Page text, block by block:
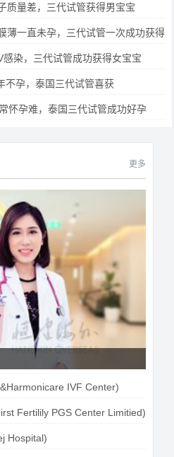
质量差，三代试管获得男宝宝
薄一直未孕，三代试管一次成功获得
染，三代试管成功获得女宝宝
不孕，泰国三代试管喜获
怀孕难，泰国三代试管成功好孕
更多
IVF Center)
Fertilily PGS Center Limitied)
Hospital)